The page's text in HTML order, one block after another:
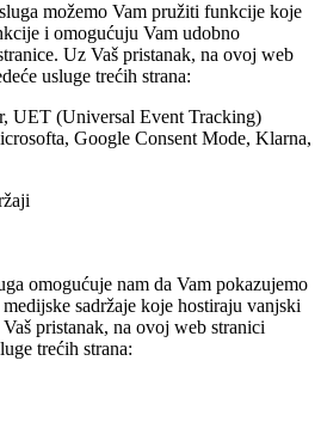
možemo Vam pružiti funkcije koje
i omogućuju Vam udobno
Uz Vaš pristanak, na ovoj web
usluge trećih strana:
UET (Universal Event Tracking)
Google Consent Mode, Klarna,
omogućuje nam da Vam pokazujemo
sadržaje koje hostiraju vanjski
pristanak, na ovoj web stranici
trećih strana: